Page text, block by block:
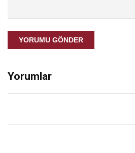
YORUMU GÖNDER
Yorumlar